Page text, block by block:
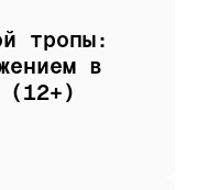
тропы:
в
(12+)